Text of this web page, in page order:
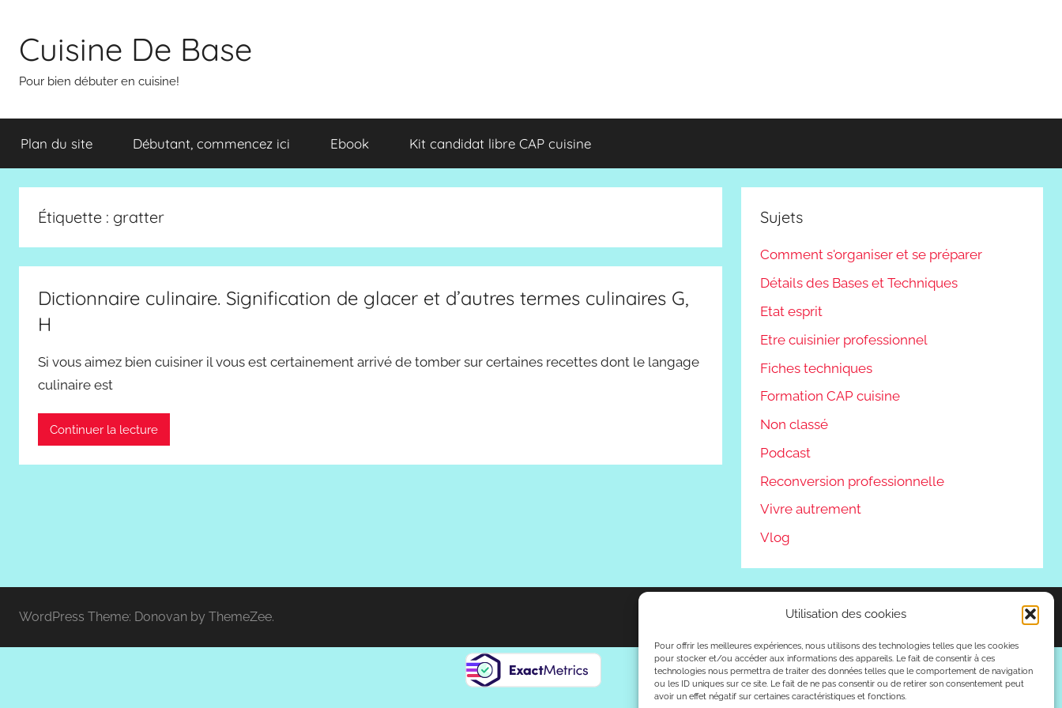
Utilisation des cookies
Pour offrir les meilleures expériences, nous utilisons des technologies telles que les cookies
pour stocker et/ou accéder aux informations des appareils. Le fait de consentir à ces
technologies nous permettra de traiter des données telles que le comportement de navigation
ou les ID uniques sur ce site. Le fait de ne pas consentir ou de retirer son consentement peut
avoir un effet négatif sur certaines caractéristiques et fonctions.
contenu
Cuisine De Base
Pour bien débuter en cuisine!
Plan du site Débutant, commencez ici Ebook Kit candidat libre CAP cuisine
Étiquette : gratter
Dictionnaire culinaire. Signification de glacer et d’autres termes culinaires G,
H
Si vous aimez bien cuisiner il vous est certainement arrivé de tomber sur certaines recettes dont le langage
culinaire est
Continuer la lecture
Sujets
Comment s'organiser et se préparer
Détails des Bases et Techniques
Etat esprit
Etre cuisinier professionnel
Fiches techniques
Formation CAP cuisine
Non classé
Podcast
Reconversion professionnelle
Vivre autrement
Vlog
WordPress Theme: Donovan by ThemeZee.